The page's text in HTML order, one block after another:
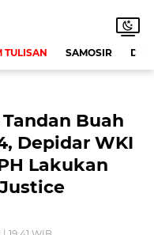
TULISAN SAMOSIR
Buah
Depidar WKI
Lakukan